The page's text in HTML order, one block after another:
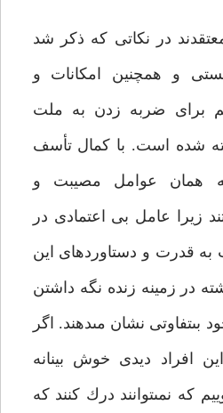
در نكاتى كه ذكر شد
و همچنين امكانات و
براى ضربه زدن به ملت
شده است. با كمال تأسف
همان عوامل مصيبت و
زيرا عامل بى اعتمادى در
قدرت و دستاوردهاى اين
گذشته در زمينه زنده نگه داشتن
بى‏تفاوتى نشان مى‏دهند. اگر
افراد ديدى خوش بينانه
كه نمى‏توانند درك كنند كه